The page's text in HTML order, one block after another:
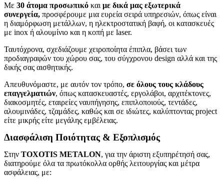
Με 30 άτομα προσωπικό και με δικά μας εξωτερικά
συνεργεία, προσφέρουμε μια ευρεία σειρά υπηρεσιών, όπως είναι
η διαμόρφωση μετάλλων, η ηλεκτροστατική βαφή, οι κατασκευές
με inox ή αλουμίνιο και η κοπή με laser.
Ταυτόχρονα, σχεδιάζουμε χειροποίητα έπιπλα, βάσει των
προδιαγραφών του χώρου σας, του σύγχρονου design αλλά και της
δικής σας αισθητικής.
Απευθυνόμαστε, με αυτόν τον τρόπο, σε όλους τους κλάδους
επαγγελματιών, όπως κατασκευαστές, εργολάβοι, αρχιτέκτονες,
διακοσμητές, εταιρείες ναυπήγησης, επιπλοποιούς, τεντάδες,
αλουμινάδες, τζαμάδες, καθώς και σε ιδιώτες, καλύπτοντας project
είτε μικρής είτε μεγάλης εμβέλειας.
Διασφάλιση Ποιότητας & Εξοπλισμός
Στην TOXOTIS METALON, για την άριστη εξυπηρέτησή σας,
διατηρούμε όλα τα πρωτόκολλα ορθής λειτουργίας και μέτρα
ασφάλειας, με: